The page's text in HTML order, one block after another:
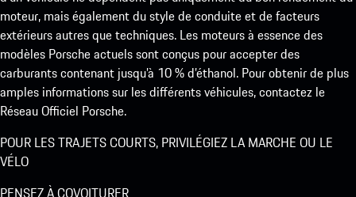
moteur, mais également du style de conduite et de facteurs
extérieurs autres que techniques. Les moteurs à essence des
modèles Porsche actuels sont conçus pour accepter des
carburants contenant jusqu’à 10 % d’éthanol. Pour obtenir de plus
amples informations sur les différents véhicules, contactez le
Réseau Officiel Porsche.
POUR LES TRAJETS COURTS, PRIVILÉGIEZ LA MARCHE OU LE
VÉLO
PENSEZ À COVOITURER